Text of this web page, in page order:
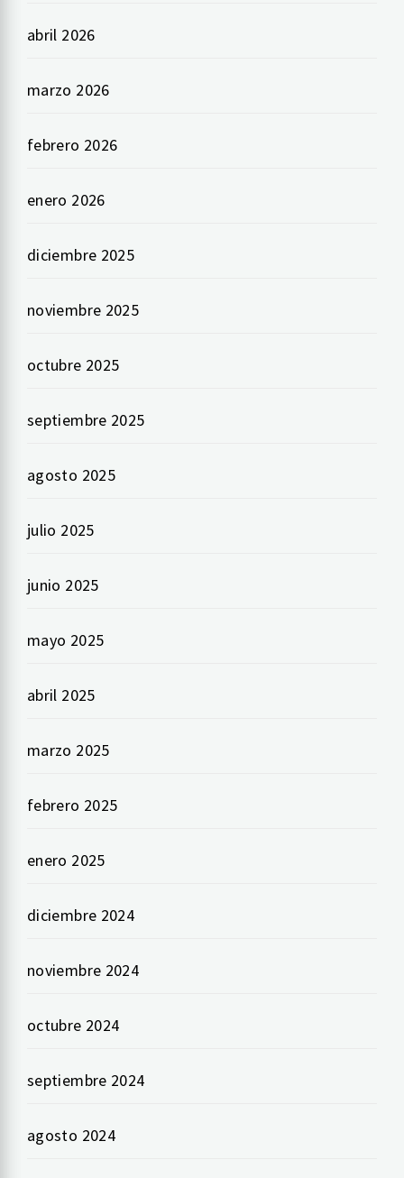
abril 2026
marzo 2026
febrero 2026
enero 2026
diciembre 2025
noviembre 2025
octubre 2025
septiembre 2025
agosto 2025
julio 2025
junio 2025
mayo 2025
abril 2025
marzo 2025
febrero 2025
enero 2025
diciembre 2024
noviembre 2024
octubre 2024
septiembre 2024
agosto 2024